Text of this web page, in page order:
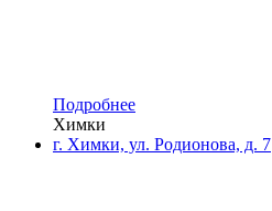
Подробнее
Химки
г. Химки, ул. Родионова, д. 7